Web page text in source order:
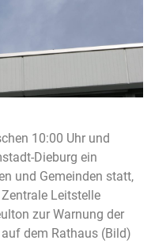
10:00 Uhr und
Dieburg ein
und Gemeinden statt,
Leitstelle
zur Warnung der
dem Rathaus (Bild)